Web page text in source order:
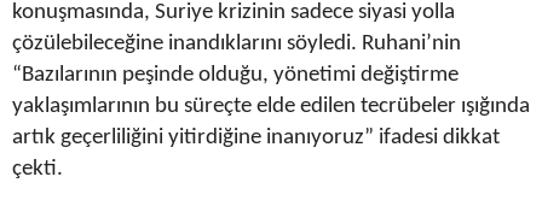
konuşmasında, Suriye krizinin sadece siyasi yolla
çözülebileceğine inandıklarını söyledi. Ruhani’nin
“Bazılarının peşinde olduğu, yönetimi değiştirme
yaklaşımlarının bu süreçte elde edilen tecrübeler ışığında
artık geçerliliğini yitirdiğine inanıyoruz” ifadesi dikkat
çekti.